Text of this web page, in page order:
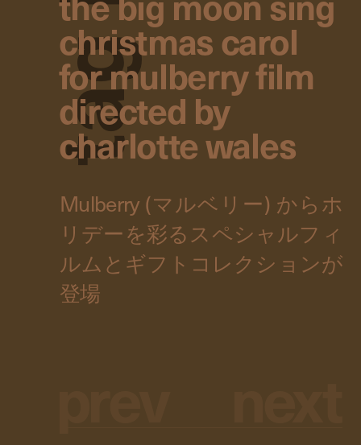
t
a
g
christmas carol
for mulberry film
directed by
charlotte wales